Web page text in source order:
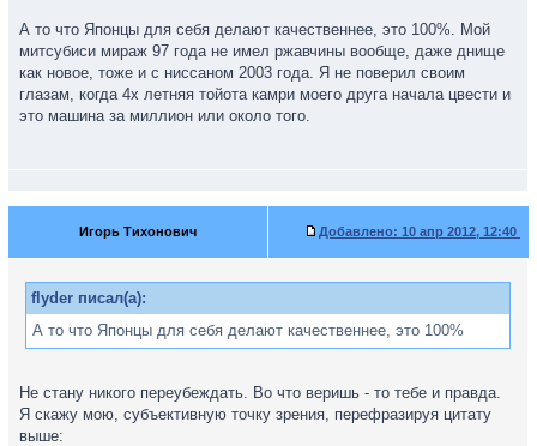
А то что Японцы для себя делают качественнее, это 100%. Мой
митсубиси мираж 97 года не имел ржавчины вообще, даже днище
как новое, тоже и с ниссаном 2003 года. Я не поверил своим
глазам, когда 4х летняя тойота камри моего друга начала цвести и
это машина за миллион или около того.
Игорь Тихонович Добавлено: 10 апр 2012, 12:40
flyder писал(а):
А то что Японцы для себя делают качественнее, это 100%
Не стану никого переубеждать. Во что веришь - то тебе и правда.
Я скажу мою, субъективную точку зрения, перефразируя цитату
выше: